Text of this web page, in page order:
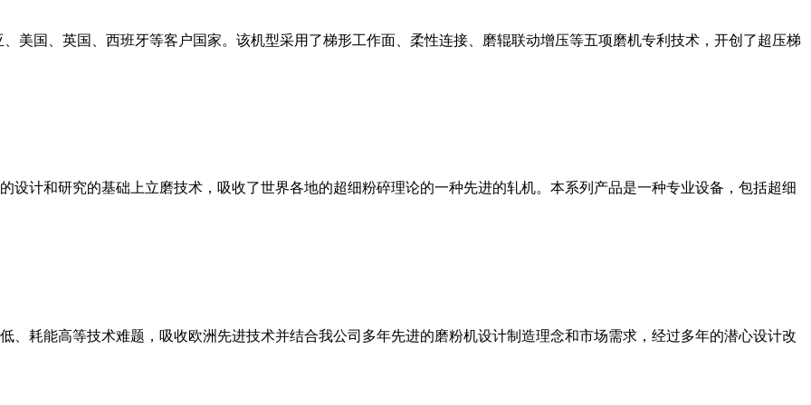
美国、英国、西班牙等客户国家。该机型采用了梯形工作面、柔性连接、磨辊联动增压等五项磨机专利技术，开创了超压梯
设计和研究的基础上立磨技术，吸收了世界各地的超细粉碎理论的一种先进的轧机。本系列产品是一种专业设备，包括超细
、耗能高等技术难题，吸收欧洲先进技术并结合我公司多年先进的磨粉机设计制造理念和市场需求，经过多年的潜心设计改